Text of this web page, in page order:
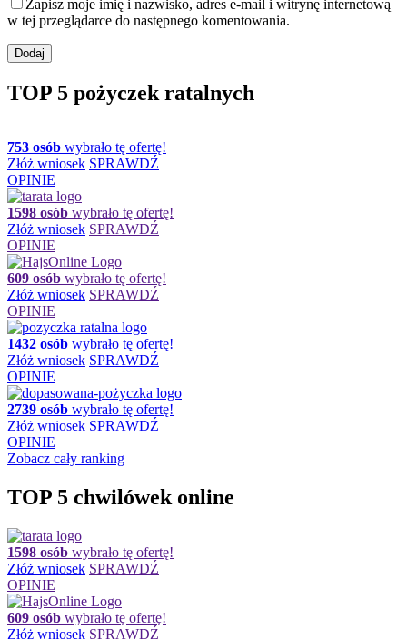
Zapisz moje imię i nazwisko, adres e-mail i witrynę internetową
w tej przeglądarce do następnego komentowania.
TOP 5 pożyczek ratalnych
753 osób wybrało tę ofertę!
Złóż wniosek SPRAWDŹ
OPINIE
1598 osób wybrało tę ofertę!
Złóż wniosek SPRAWDŹ
OPINIE
609 osób wybrało tę ofertę!
Złóż wniosek SPRAWDŹ
OPINIE
1432 osób wybrało tę ofertę!
Złóż wniosek SPRAWDŹ
OPINIE
2739 osób wybrało tę ofertę!
Złóż wniosek SPRAWDŹ
OPINIE
Zobacz cały ranking
TOP 5 chwilówek online
1598 osób wybrało tę ofertę!
Złóż wniosek SPRAWDŹ
OPINIE
609 osób wybrało tę ofertę!
Złóż wniosek SPRAWDŹ